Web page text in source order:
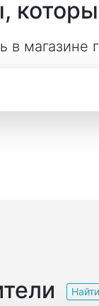
магазине